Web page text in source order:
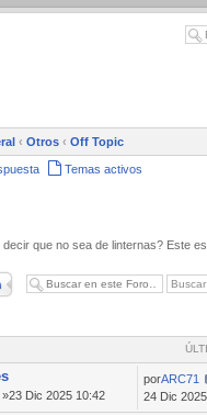
‹ Otros ‹ Off Topic
Temas activos
que no sea de linternas? Este es
»23 Dic 2025 10:42
porARC71
24 Dic